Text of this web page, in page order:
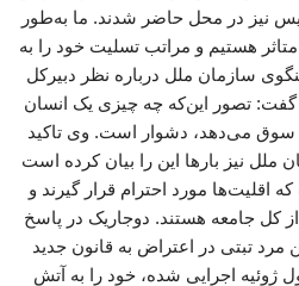
نیز در محل حاضر شدند. ما به‌طور
متاثر هستیم و مراتب تسلیت خود را به
سازمان ملل درباره نظر دبیرکل
گفت: تصور این‌که چه چیزی یک انسان
سوق می‌دهد، دشوار است. وی تاکید
ملل نیز بارها این را بیان کرده است
مورد احترام قرار گیرند و
کل جامعه هستند. دوجاریک در پاسخ
مرد تبتی در اعتراض به قانون جدید
ژوئیه اجرایی شده، خود را به آتش